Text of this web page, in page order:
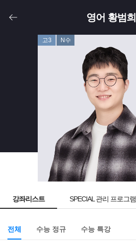
영어 황범희
고3 N수
강좌리스트 SPECIAL 관리 프로그램
전체 수능 정규 수능 특강